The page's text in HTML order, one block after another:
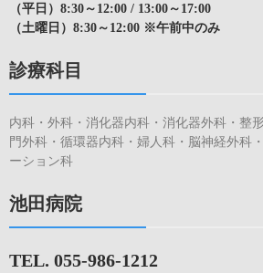
（平日）8:30～12:00 / 13:00～17:00
（土曜日）8:30～12:00 ※午前中のみ
診療科目
内科・外科・消化器内科・消化器外科・整
門外科・循環器内科・婦人科・脳神経外科
ーション科
池田病院
TEL. 055-986-1212